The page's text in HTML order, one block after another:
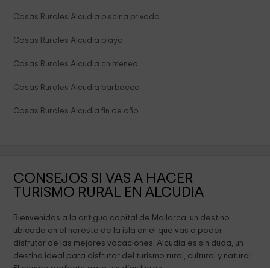
Casas Rurales Alcudia piscina privada
Casas Rurales Alcudia playa
Casas Rurales Alcudia chimenea
Casas Rurales Alcudia barbacoa
Casas Rurales Alcudia fin de año
CONSEJOS SI VAS A HACER
TURISMO RURAL EN ALCUDIA
Bienvenidos a la antigua capital de Mallorca, un destino
ubicado en el noreste de la isla en el que vas a poder
disfrutar de las mejores vacaciones. Alcudia es sin duda, un
destino ideal para disfrutar del turismo rural, cultural y natural.